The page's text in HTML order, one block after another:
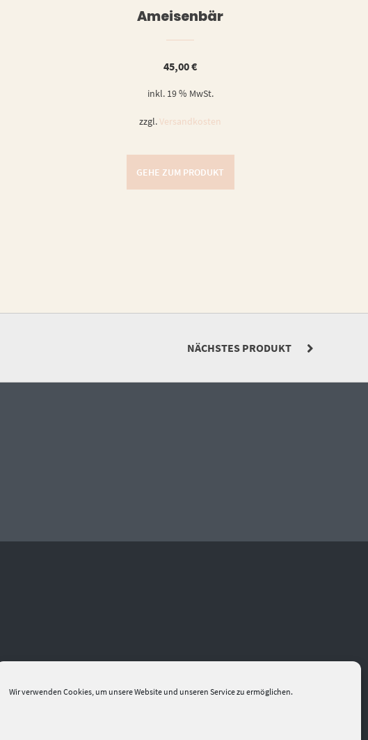
Wir verwenden Cookies, um unsere Website und unseren Service zu ermöglichen.
Ameisenbär
45,00€
inkl. 19 % MwSt.
zzgl.Versandkosten
GEHE ZUM PRODUKT
NÄCHSTES PRODUKT